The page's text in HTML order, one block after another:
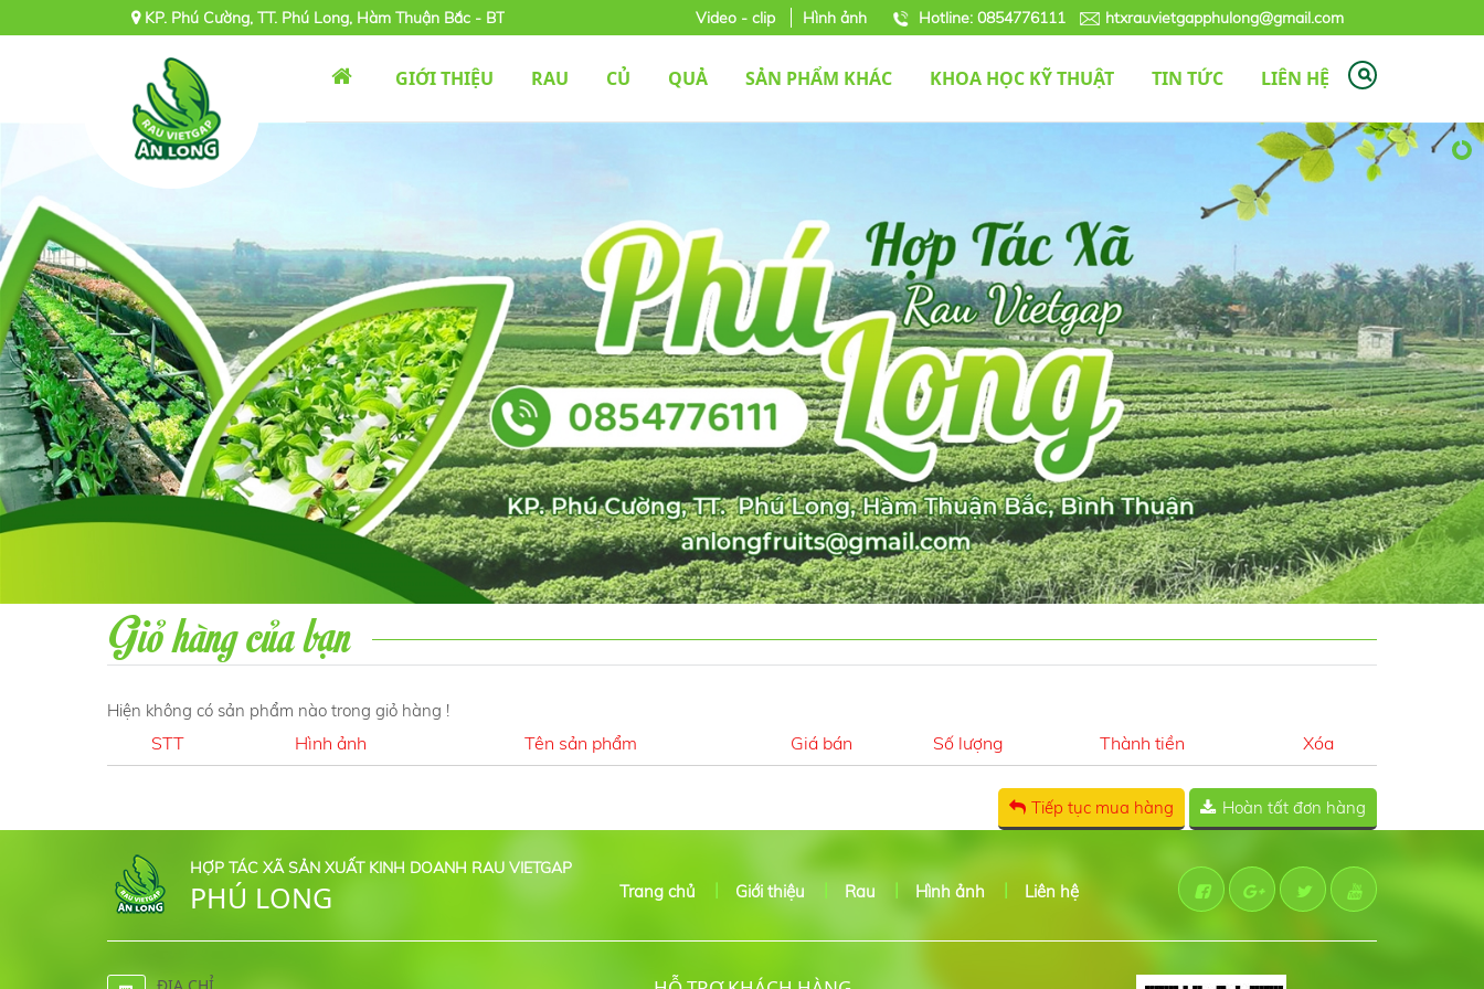
KP. Phú Cường, TT. Phú Long, Hàm Thuận Bắc - BT Video - clip Hình ảnh Hotline: 0854776111 htxrauvietgapphulong@gmail.com
GIỚI THIỆU RAU CỦ QUẢ SẢN PHẨM KHÁC KHOA HỌC KỸ THUẬT TIN TỨC LIÊN HỆ
Giỏ hàng của bạn
Hiện không có sản phẩm nào trong giỏ hàng !
STT Hình ảnh Tên sản phẩm Giá bán Số lượng Thành tiền Xóa
Tiếp tục mua hàng Hoàn tất đơn hàng
HỢP TÁC XÃ SẢN XUẤT KINH DOANH RAU VIETGAP
PHÚ LONG Trang chủ Giới thiệu Rau Hình ảnh Liên hệ